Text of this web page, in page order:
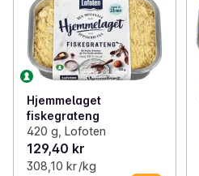
Hjemmelaget
fiskegrateng
420 g, Lofoten
129,40 kr
308,10 kr /kg